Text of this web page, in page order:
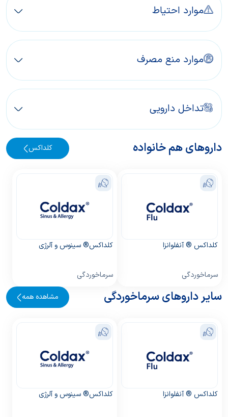
موارد احتیاط
موارد منع مصرف
تداخل دارویی
داروهای هم خانواده کلداکس
کلداکس ® آنفلوانزا
سرماخوردگی
كلداكس® سینوس و آلرژی
سرماخوردگی
سایر داروهای سرماخوردگی مشاهده همه
کلداکس ® آنفلوانزا كلداكس® سینوس و آلرژی